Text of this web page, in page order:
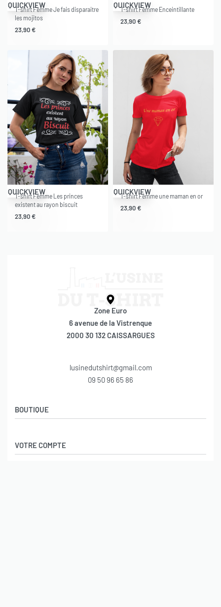
QUICKVIEW
T-shirt Femme Je fais disparaitre
les mojitos
23,90€
QUICKVIEW
T-shirt Femme Enceintillante
23,90€
QUICKVIEW
T-shirt Femme Les princes
existent au rayon biscuit
23,90€
QUICKVIEW
T-shirt Femme une maman en or
23,90€
Zone Euro
6 avenue de la Vistrenque
2000 30 132 CAISSARGUES
lusinedutshirt@gmail.com
09 50 96 65 86
BOUTIQUE
Conditions générales de ventes
VOTRE COMPTE